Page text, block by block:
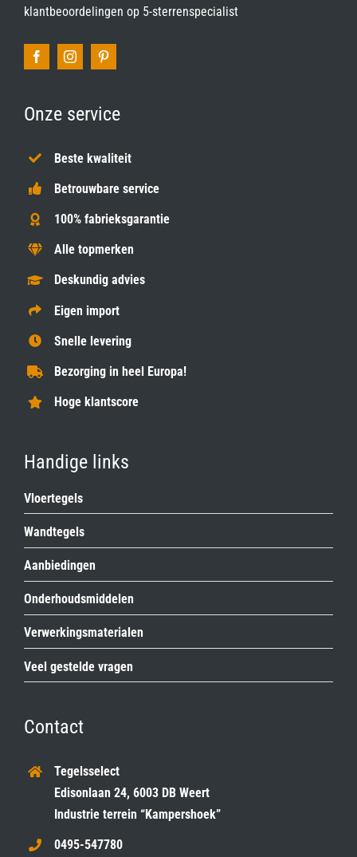
klantbeoordelingen op 5-sterrenspecialist
Onze service
Beste kwaliteit
Betrouwbare service
100% fabrieksgarantie
Alle topmerken
Deskundig advies
Eigen import
Snelle levering
Bezorging in heel Europa!
Hoge klantscore
Handige links
Vloertegels
Wandtegels
Aanbiedingen
Onderhoudsmiddelen
Verwerkingsmaterialen
Veel gestelde vragen
Contact
Tegelsselect
Edisonlaan 24, 6003 DB Weert
Industrie terrein “Kampershoek”
0495-547780